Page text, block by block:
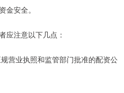
金安全。
应注意以下几点：
营业执照和监管部门批准的配资公